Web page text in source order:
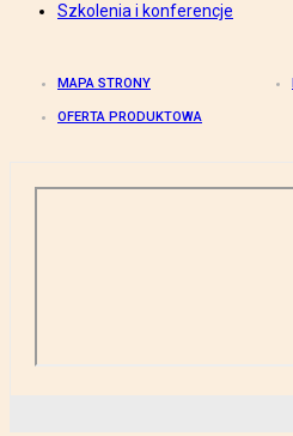
Szkolenia i konferencje
MAPA STRONY
OFERTA PRODUKTOWA